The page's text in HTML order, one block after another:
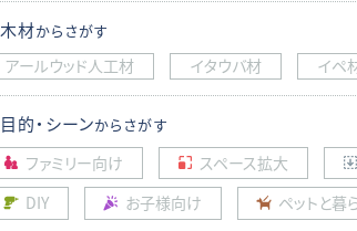
木材からさがす
アールウッド人工材 イタウバ材 イペ
目的・シーンからさがす
ファミリー向け スペース拡大
DIY
お子様向け ペットと暮